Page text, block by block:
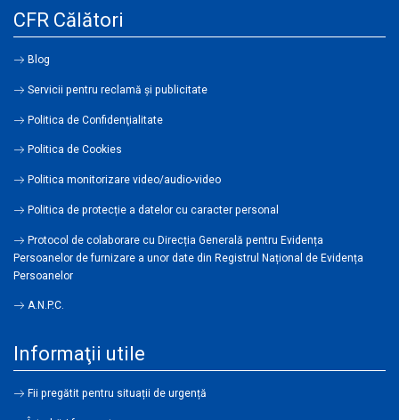
CFR Călători
Blog
Servicii pentru reclamă și publicitate
Politica de Confidenţialitate
Politica de Cookies
Politica monitorizare video/audio-video
Politica de protecție a datelor cu caracter personal
Protocol de colaborare cu Direcția Generală pentru Evidența
Persoanelor de furnizare a unor date din Registrul Național de Evidența
Persoanelor
A.N.P.C.
Informaţii utile
Fii pregătit pentru situații de urgență